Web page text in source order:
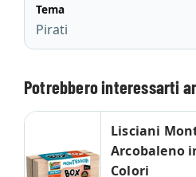
Tema
Pirati
Potrebbero interessarti
Lisciani
Arcobaleno
Colori